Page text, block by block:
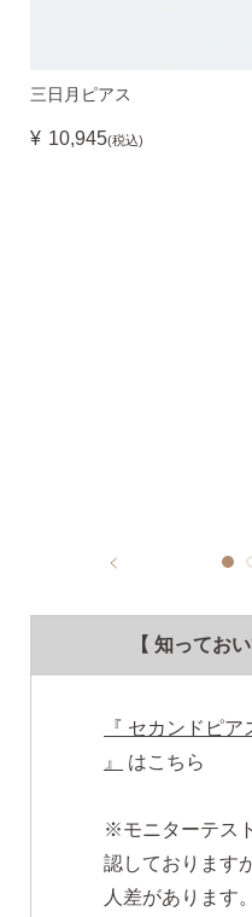
三日月ピアス
¥ 10,945(税込)
【 知ってお
『 セカンドピ
』
はこちら
※モニターテス
認しております
人差があります。